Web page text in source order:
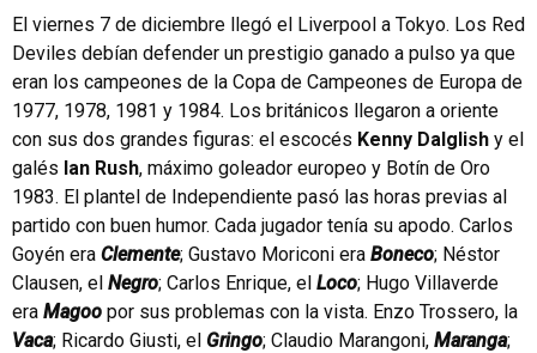
El viernes 7 de diciembre llegó el Liverpool a Tokyo. Los Red
Deviles debían defender un prestigio ganado a pulso ya que
eran los campeones de la Copa de Campeones de Europa de
1977, 1978, 1981 y 1984. Los británicos llegaron a oriente
con sus dos grandes figuras: el escocés Kenny Dalglish y el
galés Ian Rush, máximo goleador europeo y Botín de Oro
1983. El plantel de Independiente pasó las horas previas al
partido con buen humor. Cada jugador tenía su apodo. Carlos
Goyén era Clemente; Gustavo Moriconi era Boneco; Néstor
Clausen, el Negro; Carlos Enrique, el Loco; Hugo Villaverde
era Magoo por sus problemas con la vista. Enzo Trossero, la
Vaca; Ricardo Giusti, el Gringo; Claudio Marangoni, Maranga;